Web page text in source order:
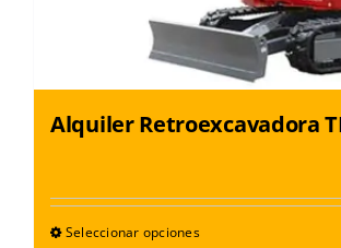
Alquiler Retroexcavadora
Seleccionar opcionesEste